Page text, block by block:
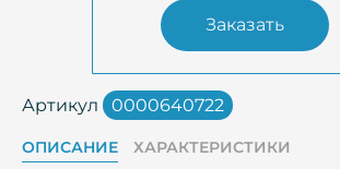
Заказать
Артикул 0000640722
ОПИСАНИЕ ХАРАКТЕРИСТИКИ